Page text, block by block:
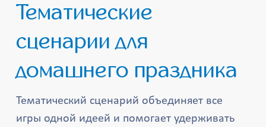
Тематические
сценарии для
домашнего праздника
Тематический сценарий объединяет все
игры одной идеей и помогает удерживать